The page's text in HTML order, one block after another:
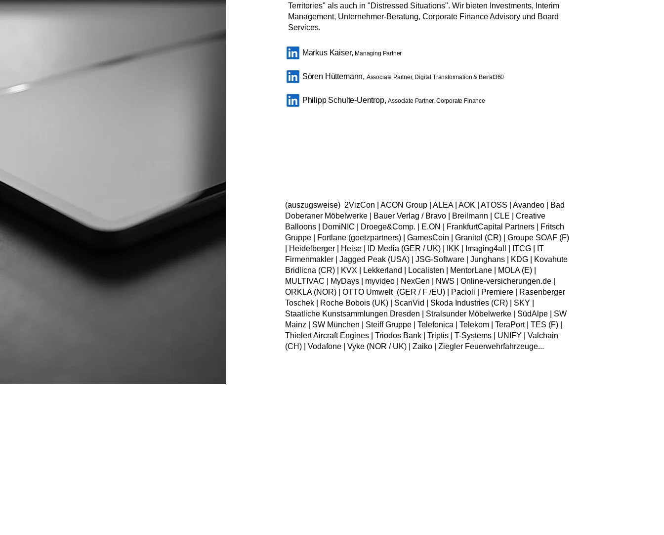
Territories" als auch in "Distressed Situations". Wir bieten Investments, Interim
Management, Unternehmer-Beratung, Corporate Finance Advisory und Board
Services.
Markus Kaiser, Managing Partner
Sören Hüttemann, Associate Partner, Digital Transformation & Beirat360
Philipp Schulte-Uentrop,Associate Partner, Corporate Finance
(auszugsweise) 2VizCon | ACON Group | ALEA | AOK | ATOSS | Avandeo | Bad
Doberaner Möbelwerke | Bauer Verlag / Bravo | Breilmann | CLE | Creative
Balloons | DomiNIC | Droege&Comp. | E.ON | FrankfurtCapital Partners | Fritsch
Gruppe | Fortlane (goetzpartners) | GamesCoin | Granitol (CR) | Groupe SOAF (F)
| Heidelberger | Heise | ID Media (GER / UK) | IKK | Imaging4all | ITCG | IT
Firmenmakler | Jagged Peak (USA) | JSG-Software | Junghans | KDG | Kovahute
Bridlicna (CR) | KVX | Lekkerland | Localisten | MentorLane | MOLA (E) |
MULTIVAC | MyDays | myvideo | NexGen | NWS | Online-versicherungen.de |
ORKLA (NOR) | OTTO Umwelt (GER / F /EU) | Pacioli | Premiere | Rasenberger
Toschek | Roche Bobois (UK) | ScanVid | Skoda Industries (CR) | SKY |
Staatliche Kunstsammlungen Dresden | Stralsunder Möbelwerke | SüdAlpe | SW
Mainz | SW München | Steiff Gruppe | Telefonica | Telekom | TeraPort | TES (F) |
Thielert Aircraft Engines | Triodos Bank | Triptis | T-Systems | UNIFY | Valchain
(CH) | Vodafone | Vyke (NOR / UK) | Zaiko | Ziegler Feuerwehrfahrzeuge...